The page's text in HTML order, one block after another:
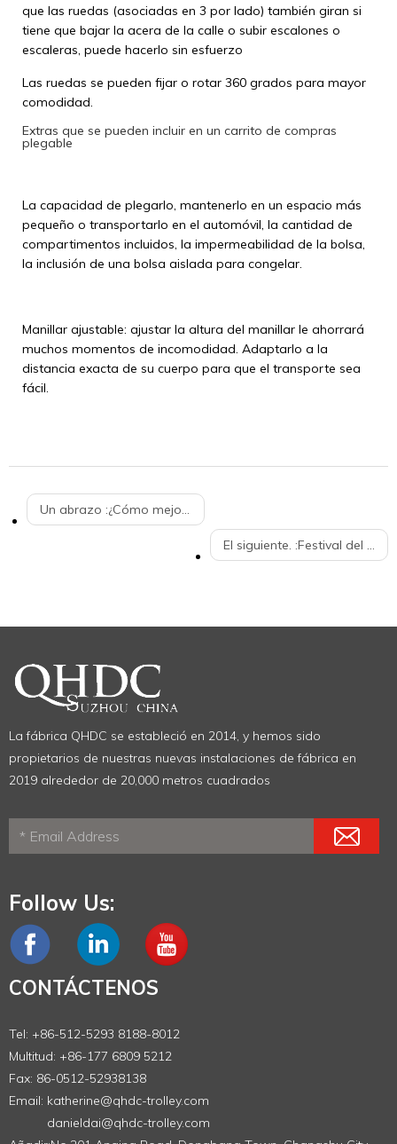
que las ruedas (asociadas en 3 por lado) también giran si
tiene que bajar la acera de la calle o subir escalones o
escaleras, puede hacerlo sin esfuerzo
Las ruedas se pueden fijar o rotar 360 grados para mayor
comodidad.
Extras que se pueden incluir en un carrito de compras
plegable
La capacidad de plegarlo, mantenerlo en un espacio más
pequeño o transportarlo en el automóvil, la cantidad de
compartimentos incluidos, la impermeabilidad de la bolsa,
la inclusión de una bolsa aislada para congelar.
Manillar ajustable: ajustar la altura del manillar le ahorrará
muchos momentos de incomodidad. Adaptarlo a la
distancia exacta de su cuerpo para que el transporte sea
fácil.
Un abrazo :¿Cómo mejorar la experiencia de compra de comestibles? - carrito de compras
El siguiente. :Festival del Bote del Dragón. 25 de junio de 2020.
La fábrica QHDC se estableció en 2014, y hemos sido
propietarios de nuestras nuevas instalaciones de fábrica en
2019 alrededor de 20,000 metros cuadrados
Follow Us:
CONTÁCTENOS
Tel: +86-512-5293 8188-8012
Multitud: +86-177 6809 5212
Fax: 86-0512-52938138
Email: katherine@qhdc-trolley.com
danieldai@qhdc-trolley.com